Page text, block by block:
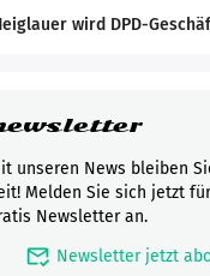
wird DPD-
unseren News bleiben
Melden Sie sich jetzt
Newsletter an.
mark_email_read Newsletter jetzt